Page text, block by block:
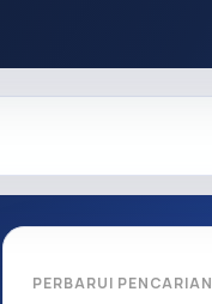
PERBARUI PENCARIAN